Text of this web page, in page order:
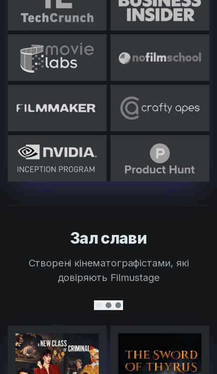
Зал слави
Створені кінематографістами, які
довіряють Filmustage